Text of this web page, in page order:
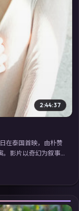
2:44:37
在泰国首映，由朴赞
。影片以奇幻为叙事
；摄影与配乐强化
电视剧在线看」延
体验。